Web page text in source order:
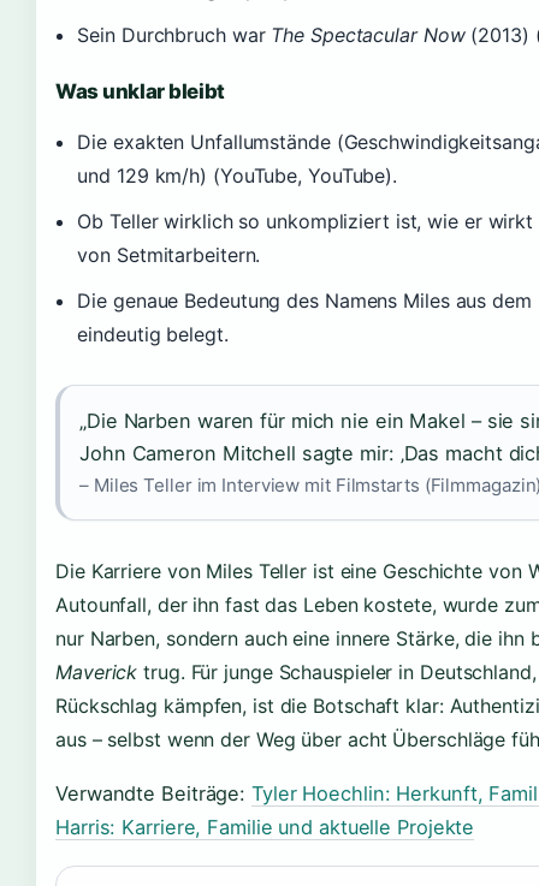
Sein Durchbruch war The Spectacular Now(2013)
Was unklar bleibt
Die exakten Unfallumstände
und 129 km/h) (YouTube, YouTube).
Ob Teller wirklich so unkompliziert ist, wie er wirkt
von Setmitarbeitern.
Die genaue Bedeutung des Namens Miles aus
eindeutig belegt.
„Die Narben waren für mich nie ein Makel – sie
John Cameron Mitchell sagte mir: ‚Das macht
– Miles Teller im Interview mit Filmstarts
Die Karriere von Miles Teller ist eine Geschichte von
Autounfall, der ihn fast das Leben kostete, wurde
nur Narben, sondern auch eine innere Stärke, die
Maverick trug. Für junge Schauspieler in
Rückschlag kämpfen, ist die Botschaft klar:
aus – selbst wenn der Weg über acht Überschläge
Verwandte Beiträge: Tyler Hoechlin: Herkunft,
Harris: Karriere, Familie und aktuelle Projekte